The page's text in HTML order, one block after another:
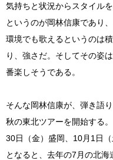
気持ちと状況からスタイル
というのが岡林信康であり
環境でも歌えるというのは
り、強さだ。そしてその姿
番楽しそうである。
そんな岡林信康が、弾き語
秋の東北ツアーを開始する
30日（金）盛岡、10月1日
となると、去年の7月の北海